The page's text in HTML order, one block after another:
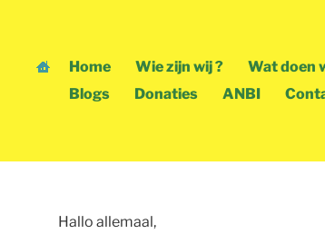
Home Wie zijn wij ? Wat doen
Blogs
Donaties ANBI
Hallo allemaal,